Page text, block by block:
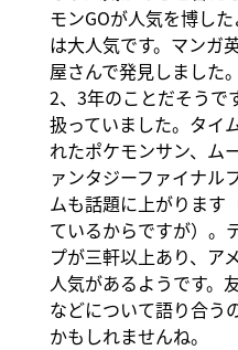
モンGOが人気を博し
は大人気です。マンガ
屋さんで発見しました
2、3年のことだそうで
扱っていました。タイ
れたポケモンサン、ム
ァンタジーファイナル
ムも話題に上がります
ているからですが）。
プが三軒以上あり、ア
人気があるようです。
などについて語り合う
かもしれませんね。